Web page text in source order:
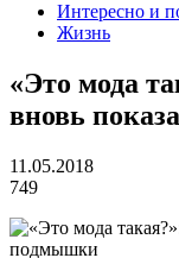
Интересно и
Жизнь
«Это мода
вновь
11.05.2018
749